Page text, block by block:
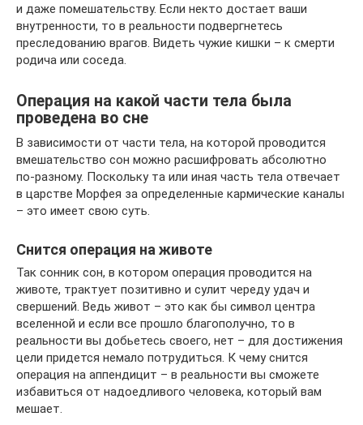
и даже помешательству. Если некто достает ваши
внутренности, то в реальности подвергнетесь
преследованию врагов. Видеть чужие кишки – к смерти
родича или соседа.
Операция на какой части тела была
проведена во сне
В зависимости от части тела, на которой проводится
вмешательство сон можно расшифровать абсолютно
по-разному. Поскольку та или иная часть тела отвечает
в царстве Морфея за определенные кармические каналы
– это имеет свою суть.
Снится операция на животе
Так сонник сон, в котором операция проводится на
животе, трактует позитивно и сулит череду удач и
свершений. Ведь живот – это как бы символ центра
вселенной и если все прошло благополучно, то в
реальности вы добьетесь своего, нет – для достижения
цели придется немало потрудиться. К чему снится
операция на аппендицит – в реальности вы сможете
избавиться от надоедливого человека, который вам
мешает.